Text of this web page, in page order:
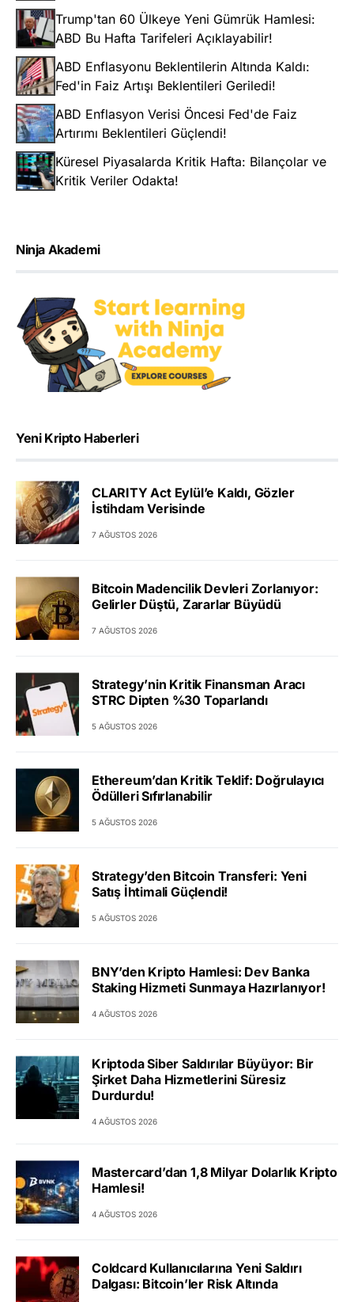
Trump'tan 60 Ülkeye Yeni Gümrük Hamlesi:
ABD Bu Hafta Tarifeleri Açıklayabilir!
ABD Enflasyonu Beklentilerin Altında Kaldı:
Fed'in Faiz Artışı Beklentileri Geriledi!
ABD Enflasyon Verisi Öncesi Fed'de Faiz
Artırımı Beklentileri Güçlendi!
Küresel Piyasalarda Kritik Hafta: Bilançolar ve
Kritik Veriler Odakta!
Ninja Akademi
Yeni Kripto Haberleri
CLARITY Act Eylül’e Kaldı, Gözler
İstihdam Verisinde
7 AĞUSTOS 2026
Bitcoin Madencilik Devleri Zorlanıyor:
Gelirler Düştü, Zararlar Büyüdü
7 AĞUSTOS 2026
Strategy’nin Kritik Finansman Aracı
STRC Dipten %30 Toparlandı
5 AĞUSTOS 2026
Ethereum’dan Kritik Teklif: Doğrulayıcı
Ödülleri Sıfırlanabilir
5 AĞUSTOS 2026
Strategy’den Bitcoin Transferi: Yeni
Satış İhtimali Güçlendi!
5 AĞUSTOS 2026
BNY’den Kripto Hamlesi: Dev Banka
Staking Hizmeti Sunmaya Hazırlanıyor!
4 AĞUSTOS 2026
Kriptoda Siber Saldırılar Büyüyor: Bir
Şirket Daha Hizmetlerini Süresiz
Durdurdu!
4 AĞUSTOS 2026
Mastercard’dan 1,8 Milyar Dolarlık Kripto
Hamlesi!
4 AĞUSTOS 2026
Coldcard Kullanıcılarına Yeni Saldırı
Dalgası: Bitcoin’ler Risk Altında